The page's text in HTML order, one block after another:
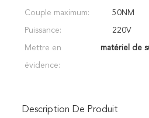
Couple maximum: 50NM
Puissance: 220V
Mettre en
évidence:
matériel de
Description De Produit